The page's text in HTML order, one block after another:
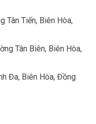
Tân Tiến, Biên Hòa,
Tân Biên, Biên Hòa,
Đa, Biên Hòa, Đồng